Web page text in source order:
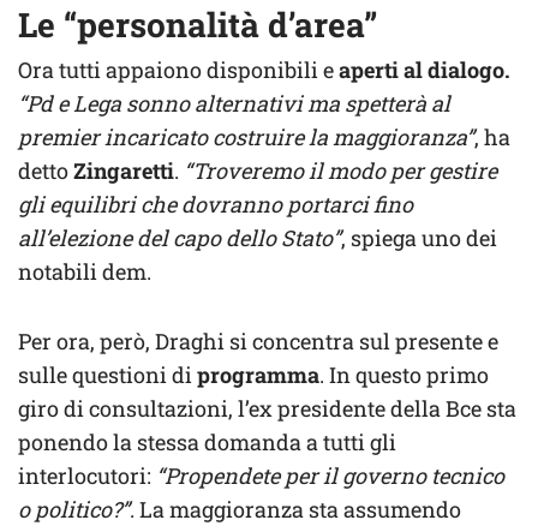
Le “personalità d’area”
Ora tutti appaiono disponibili eaperti al dialogo.
“Pd e Lega sonno alternativi ma spetterà al
premier incaricato costruire la maggioranza”, ha
dettoZingaretti. “Troveremo il modo per gestire
gli equilibri che dovranno portarci fino
all’elezione del capo dello Stato”, spiega uno dei
notabili dem.
Per ora, però, Draghi si concentra sul presente e
sulle questioni diprogramma. In questo primo
giro di consultazioni, l’ex presidente della Bce sta
ponendo la stessa domanda a tutti gli
interlocutori: “Propendete per il governo tecnico
o politico?”. La maggioranza sta assumendo